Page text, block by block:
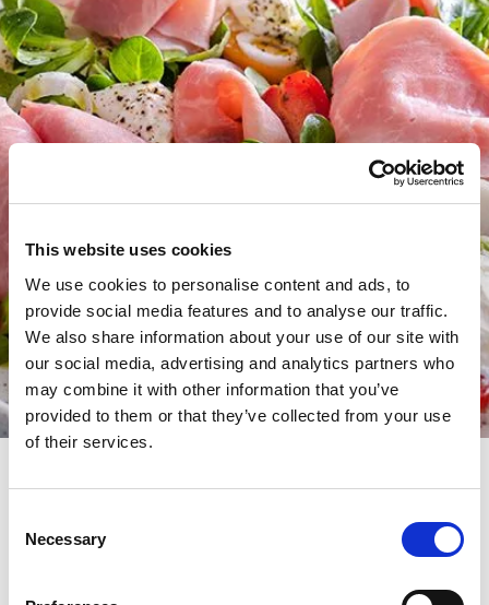
This website uses cookies
We use cookies to personalise content and ads, to
provide social media features and to analyse our traffic.
We also share information about your use of our site with
our social media, advertising and analytics partners who
may combine it with other information that you’ve
provided to them or that they’ve collected from your use
of their services.
Selection
Necessary
Cerchio di spiedini con salame,